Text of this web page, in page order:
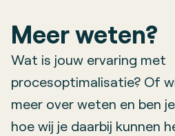
Meer weten?
Wat is jouw ervaring met
procesoptimalisatie? Of
meer over weten en ben
hoe wij je daarbij kunnen